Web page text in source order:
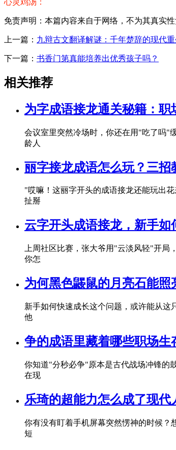
免责声明：本篇内容来自于网络，不为其真实
上一篇： 九辩古文翻译解谜：千年楚辞的现代重
下一篇： 书香门第真能培养出优秀孩子吗？
相关推荐
为字成语接龙通关秘籍：
会议室里突然冷场时，你还在用"吃了吗"
龄人
丽字接龙成语怎么玩？三招
"哎嘛！这丽字开头的成语接龙还能玩出
扯掰
云字开头成语接龙，新手如
上周社区比赛，张大爷用"云淡风轻"开
你怎
为何黑色鼹鼠的月亮石能照
新手如何快速成长这个问题，或许能从
他
争的成语里藏着哪些职场生
你知道"分秒必争"原本是古代战场冲锋的
在现
乐琦的超能力怎么成了现代
你有没有盯着手机屏幕突然愣神的时候？
短